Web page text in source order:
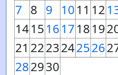
7 8 9 1011 12
141516171819
21 2223242526
282930